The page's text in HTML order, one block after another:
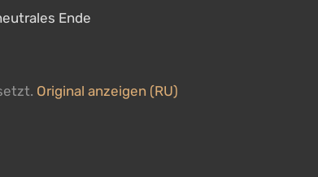
Ende
Original anzeigen (RU)